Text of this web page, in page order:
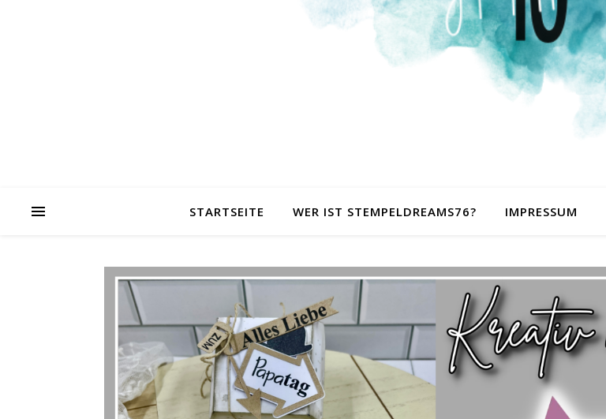
STARTSEITE WER IST STEMPELDREAMS76? IMPRESSUM